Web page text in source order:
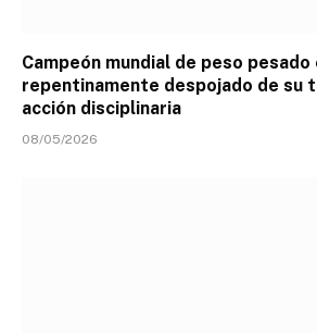
Campeón mundial de peso pesado
repentinamente despojado de su
acción disciplinaria
08/05/2026